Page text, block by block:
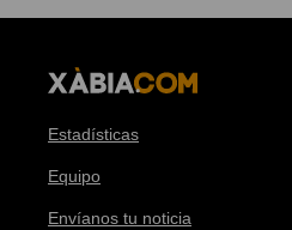
Estadísticas
Equipo
Envíanos tu noticia